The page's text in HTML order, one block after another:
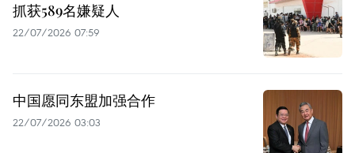
抓获589名嫌疑人
22/07/2026 07:59
中国愿同东盟加强合作
22/07/2026 03:03